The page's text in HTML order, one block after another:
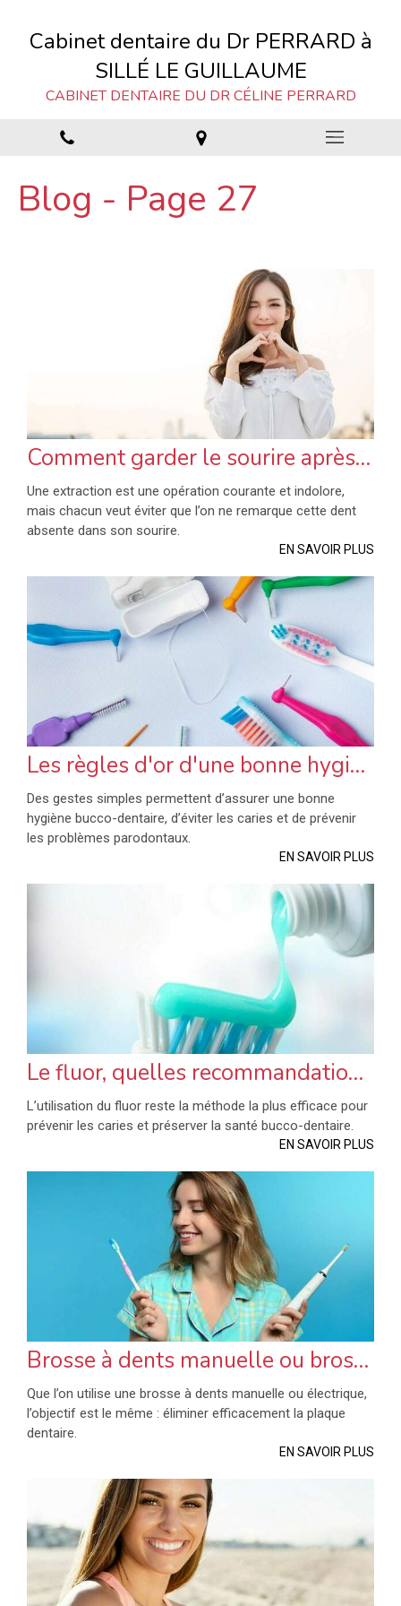
Cabinet dentaire du Dr PERRARD à
SILLÉ LE GUILLAUME
CABINET DENTAIRE DU DR CÉLINE PERRARD
Blog - Page 27
Comment garder le sourire après une extraction dentaire ?
Une extraction est une opération courante et indolore,
mais chacun veut éviter que l’on ne remarque cette dent
absente dans son sourire.
EN SAVOIR PLUS
Les règles d'or d'une bonne hygiène bucco-dentaire
Des gestes simples permettent d’assurer une bonne
hygiène bucco-dentaire, d’éviter les caries et de prévenir
les problèmes parodontaux.
EN SAVOIR PLUS
Le fluor, quelles recommandations ?
L’utilisation du fluor reste la méthode la plus efficace pour
prévenir les caries et préserver la santé bucco-dentaire.
EN SAVOIR PLUS
Brosse à dents manuelle ou brosse à dents électrique ?
Que l’on utilise une brosse à dents manuelle ou électrique,
l’objectif est le même : éliminer efficacement la plaque
dentaire.
EN SAVOIR PLUS